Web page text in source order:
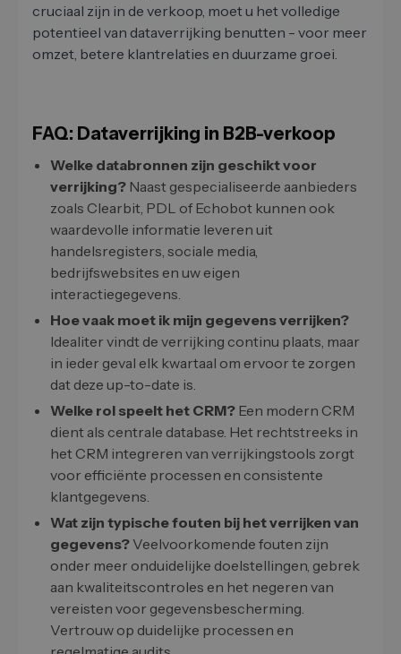
cruciaal zijn in de verkoop, moet u het volledige
potentieel van dataverrijking benutten - voor meer
omzet, betere klantrelaties en duurzame groei.
FAQ: Dataverrijking in B2B-verkoop
Welke databronnen zijn geschikt voor
verrijking? Naast gespecialiseerde aanbieders
zoals Clearbit, PDL of Echobot kunnen ook
waardevolle informatie leveren uit
handelsregisters, sociale media,
bedrijfswebsites en uw eigen
interactiegegevens.
Hoe vaak moet ik mijn gegevens verrijken?
Idealiter vindt de verrijking continu plaats, maar
in ieder geval elk kwartaal om ervoor te zorgen
dat deze up-to-date is.
Welke rol speelt het CRM? Een modern CRM
dient als centrale database. Het rechtstreeks in
het CRM integreren van verrijkingstools zorgt
voor efficiënte processen en consistente
klantgegevens.
Wat zijn typische fouten bij het verrijken van
gegevens? Veelvoorkomende fouten zijn
onder meer onduidelijke doelstellingen, gebrek
aan kwaliteitscontroles en het negeren van
vereisten voor gegevensbescherming.
Vertrouw op duidelijke processen en